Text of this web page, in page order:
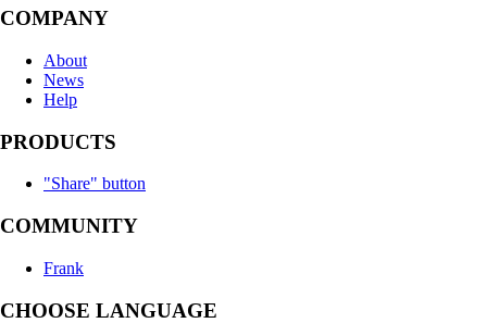
COMPANY
About
News
Help
PRODUCTS
"Share" button
COMMUNITY
Frank
CHOOSE LANGUAGE